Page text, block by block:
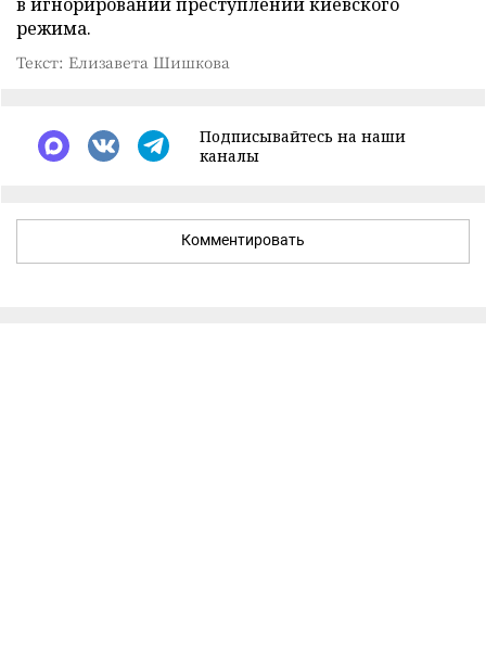
режима.
Текст: Елизавета Шишкова
Подписывайтесь на наши
каналы
Комментировать